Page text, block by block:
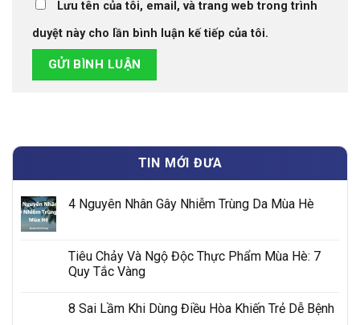
Lưu tên của tôi, email, và trang web trong trình
duyệt này cho lần bình luận kế tiếp của tôi.
TIN MỚI ĐƯA
4 Nguyên Nhân Gây Nhiễm Trùng Da Mùa Hè
Tiêu Chảy Và Ngộ Độc Thực Phẩm Mùa Hè: 7
Quy Tắc Vàng
8 Sai Lầm Khi Dùng Điều Hòa Khiến Trẻ Dễ Bệnh